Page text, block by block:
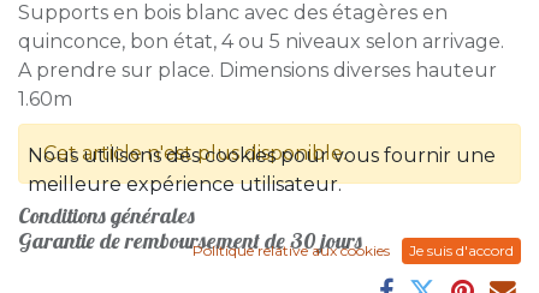
Supports en bois blanc avec des étagères en
quinconce, bon état, 4 ou 5 niveaux selon arrivage.
A prendre sur place. Dimensions diverses hauteur
1.60m
Cet article n'est plus disponible.
Conditions générales
Garantie de remboursement de 30 jours
Nous utilisons des cookies pour vous fournir une
meilleure expérience utilisateur.
Politique relative aux cookies Je suis d'accord